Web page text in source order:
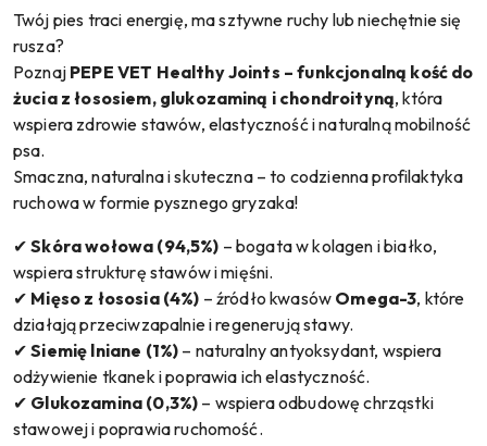
Twój pies traci energię, ma sztywne ruchy lub niechętnie się
rusza?
Poznaj PEPE VET Healthy Joints – funkcjonalną kość do
żucia z łososiem, glukozaminą i chondroityną, która
wspiera zdrowie stawów, elastyczność i naturalną mobilność
psa.
Smaczna, naturalna i skuteczna – to codzienna profilaktyka
ruchowa w formie pysznego gryzaka!
✔Skóra wołowa (94,5%) – bogata w kolagen i białko,
wspiera strukturę stawów i mięśni.
✔ Mięso z łososia (4%) – źródło kwasów Omega-3, które
działają przeciwzapalnie i regenerują stawy.
✔Siemię lniane (1%) – naturalny antyoksydant, wspiera
odżywienie tkanek i poprawia ich elastyczność.
✔ Glukozamina (0,3%) – wspiera odbudowę chrząstki
stawowej i poprawia ruchomość.